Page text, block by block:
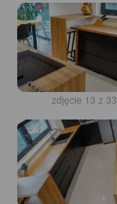
zdjęcie 13 z 33